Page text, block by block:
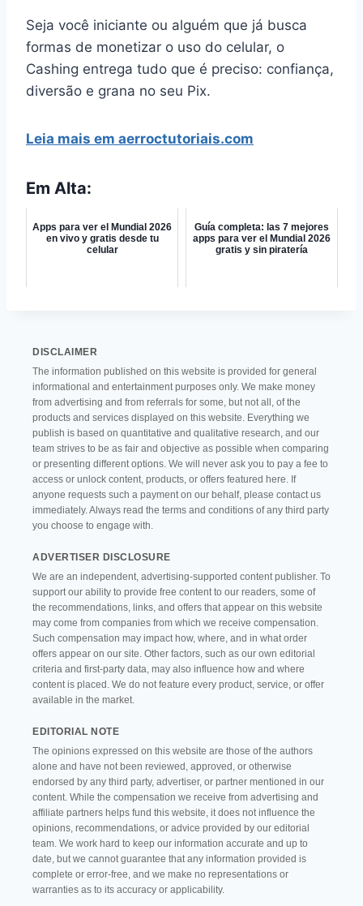
Seja você iniciante ou alguém que já busca
formas de monetizar o uso do celular, o
Cashing entrega tudo que é preciso: confiança,
diversão e grana no seu Pix.
Leia mais em aerroctutoriais.com
Em Alta:
Apps para ver el Mundial 2026
en vivo y gratis desde tu
celular
Guía completa: las 7 mejores
apps para ver el Mundial 2026
gratis y sin piratería
DISCLAIMER
The information published on this website is provided for general
informational and entertainment purposes only. We make money
from advertising and from referrals for some, but not all, of the
products and services displayed on this website. Everything we
publish is based on quantitative and qualitative research, and our
team strives to be as fair and objective as possible when comparing
or presenting different options. We will never ask you to pay a fee to
access or unlock content, products, or offers featured here. If
anyone requests such a payment on our behalf, please contact us
immediately. Always read the terms and conditions of any third party
you choose to engage with.
ADVERTISER DISCLOSURE
We are an independent, advertising-supported content publisher. To
support our ability to provide free content to our readers, some of
the recommendations, links, and offers that appear on this website
may come from companies from which we receive compensation.
Such compensation may impact how, where, and in what order
offers appear on our site. Other factors, such as our own editorial
criteria and first-party data, may also influence how and where
content is placed. We do not feature every product, service, or offer
available in the market.
EDITORIAL NOTE
The opinions expressed on this website are those of the authors
alone and have not been reviewed, approved, or otherwise
endorsed by any third party, advertiser, or partner mentioned in our
content. While the compensation we receive from advertising and
affiliate partners helps fund this website, it does not influence the
opinions, recommendations, or advice provided by our editorial
team. We work hard to keep our information accurate and up to
date, but we cannot guarantee that any information provided is
complete or error-free, and we make no representations or
warranties as to its accuracy or applicability.